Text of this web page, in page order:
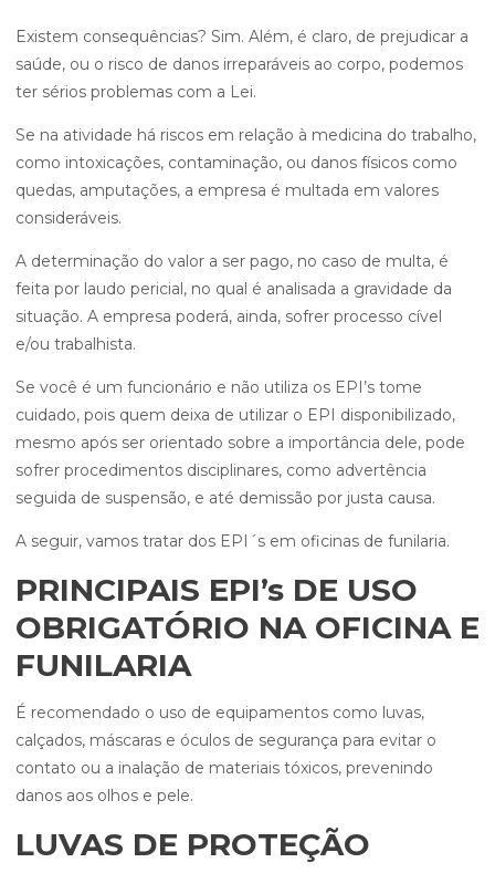
Existem consequências? Sim. Além, é claro, de prejudicar a
saúde, ou o risco de danos irreparáveis ao corpo, podemos
ter sérios problemas com a Lei.
Se na atividade há riscos em relação à medicina do trabalho,
como intoxicações, contaminação, ou danos físicos como
quedas, amputações, a empresa é multada em valores
consideráveis.
A determinação do valor a ser pago, no caso de multa, é
feita por laudo pericial, no qual é analisada a gravidade da
situação. A empresa poderá, ainda, sofrer processo cível
e/ou trabalhista.
Se você é um funcionário e não utiliza os EPI’s tome
cuidado, pois quem deixa de utilizar o EPI disponibilizado,
mesmo após ser orientado sobre a importância dele, pode
sofrer procedimentos disciplinares, como advertência
seguida de suspensão, e até demissão por justa causa.
A seguir, vamos tratar dos EPI´s em oficinas de funilaria.
PRINCIPAIS EPI’s DE USO
OBRIGATÓRIO NA OFICINA E
FUNILARIA
É recomendado o uso de equipamentos como luvas,
calçados, máscaras e óculos de segurança para evitar o
contato ou a inalação de materiais tóxicos, prevenindo
danos aos olhos e pele.
LUVAS DE PROTEÇÃO